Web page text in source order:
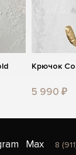
Крючок
5 990 ₽
Max 8